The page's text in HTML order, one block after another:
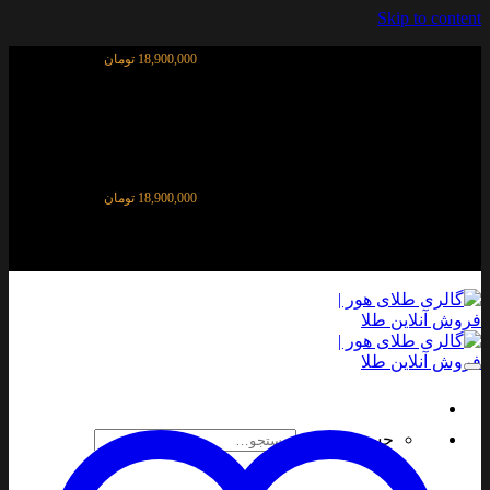
Skip to content
18,900,000 تومان
18,900,000 تومان
جستجو برای: